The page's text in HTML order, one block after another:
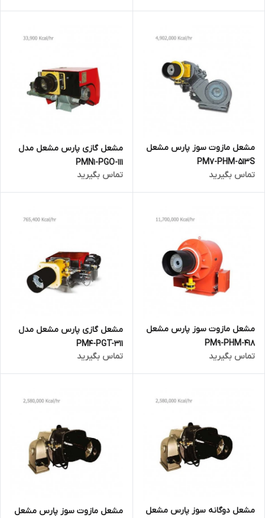
مشعل مازوت سوز پارس مشعل
PM7-PHM-513S
تماس بگیرید
مشعل گازی پارس مشعل مدل
PMN1-PGO-111
تماس بگیرید
مشعل مازوت سوز پارس مشعل
PM9-PHM-418
تماس بگیرید
مشعل گازی پارس مشعل مدل
PM4-PGT-311
تماس بگیرید
مشعل دوگانه سوز پارس مشعل
مشعل مازوت سوز پارس مشعل